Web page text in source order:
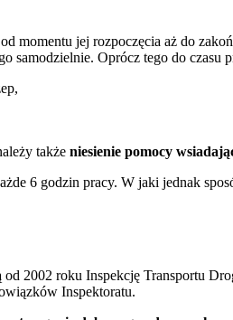
jej rozpoczęcia aż do
samodzielnie. Oprócz tego do czasu
także niesienie pomocy
6 godzin pracy. W jaki jednak
2002 roku Inspekcję Transportu
Inspektoratu.